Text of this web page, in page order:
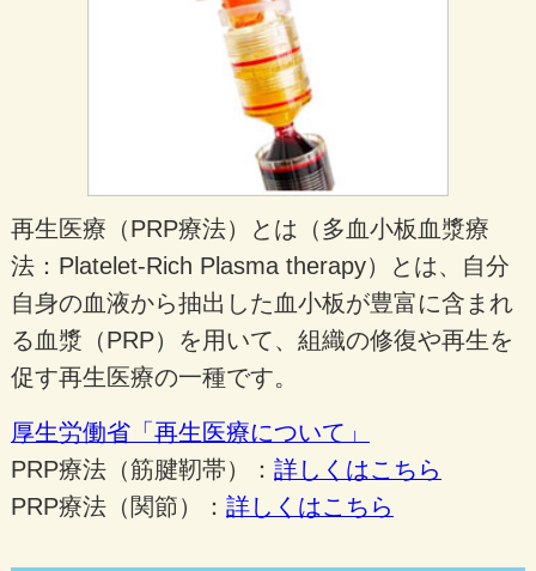
再生医療（PRP療法）とは（多血小板血漿療
法：Platelet-Rich Plasma therapy）とは、自分
自身の血液から抽出した血小板が豊富に含まれ
る血漿（PRP）を用いて、組織の修復や再生を
促す再生医療の一種です。
厚生労働省「再生医療について」
PRP療法（筋腱靭帯）： 詳しくはこちら
PRP療法（関節）： 詳しくはこちら